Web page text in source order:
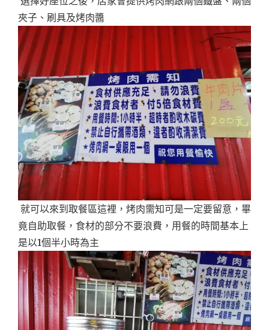
夾子、刷具及烤肉醬
就可以來到取餐區這裡，烤肉需知可是一定要留意，畢
竟自助取餐，食材的部分不要浪費，用餐的時間基本上
是以1個半小時為主